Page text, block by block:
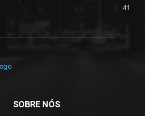
41
SOBRE NÓS